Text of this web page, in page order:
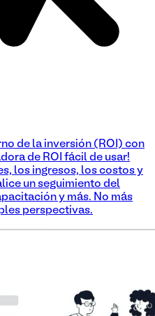
de la inversión (ROI) con
de ROI fácil de usar!
los ingresos, los costos y
un seguimiento del
y más. No más
perspectivas.